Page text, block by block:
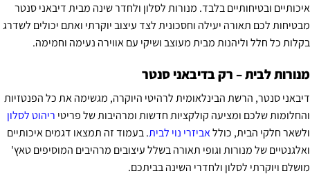
איכותיים ובטיחותיים בלבד. מנורות לסלון ולחדר שינה מבית דיבאני סנטר
מבטיחות לכם תאורה יעילה וחסכונית לצד עיצוב יוקרתי ואתם יכולים לשדרג
בקלות כל חלל וליהנות מבית מעוצב ושיקי עם אווירה נעימה וחמימה.
מנורות לבית – רק בדיבאני סנטר
דיבאני סנטר, הרשת הבינלאומית לרהיטי היוקרה, מגשימה את כל הפנטזיות
והחלומות שלכם ומציעה קולקציות חדשות ומרהיבות של פריטי ריהוט לסלון
ולשאר חלקי הבית, כוללאביזרי נוי לבית. בעמוד זה תמצאו דגמים איכותיים
ואלגנטיים של מנורות וגופי תאורה בשלל עיצובים מרהיבים המוסיפים טאץ'
מושלם ויוקרתי לסלון ולחדרי השינה בביתכם.